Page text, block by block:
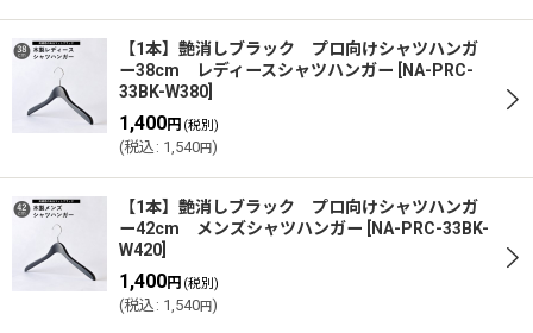
【1本】艶消しブラック プロ向けシャツハンガ
ー38cm レディースシャツハンガー
NA-PRC-
33BK-W380
1,400円 (税別)
(税込 : 1,540円)
【1本】艶消しブラック プロ向けシャツハンガ
ー42cm メンズシャツハンガー
NA-PRC-33BK-
W420
1,400円 (税別)
(税込 : 1,540円)